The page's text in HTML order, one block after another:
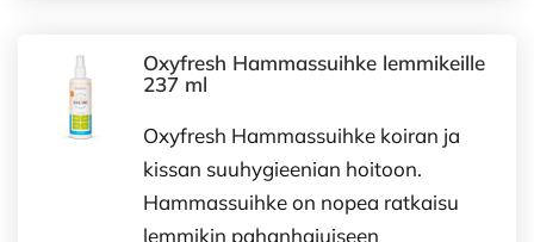
Oxyfresh Hammassuihke lemmikeille
237 ml
Oxyfresh Hammassuihke koiran ja
kissan suuhygieenian hoitoon.
Hammassuihke on nopea ratkaisu
lemmikin pahanhajuiseen